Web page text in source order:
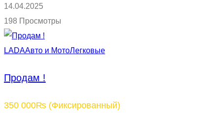
14.04.2025
198 Просмотры
LADAАвто и МотоЛегковые
Продам !
350 000₨ (Фиксированный)